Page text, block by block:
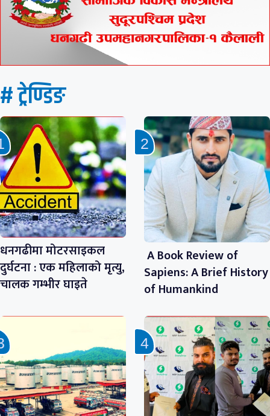
# ट्रेण्डिङ
धनगढीमा मोटरसाइकल
दुर्घटना : एक महिलाको मृत्यु,
चालक गम्भीर घाइते
A Book Review of
Sapiens: A Brief History
of Humankind